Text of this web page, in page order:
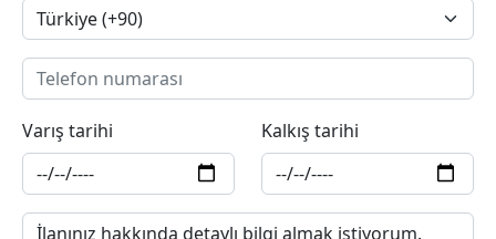
Varış tarihi Kalkış tarihi